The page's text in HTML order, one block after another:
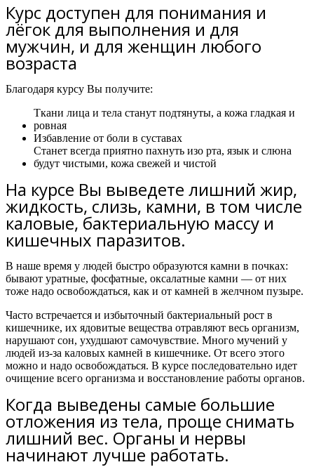
Курс доступен для понимания и
лёгок для выполнения и для
мужчин, и для женщин любого
возраста
Благодаря курсу Вы получите:
Ткани лица и тела станут подтянуты, а кожа гладкая и
ровная
Избавление от боли в суставах
Станет всегда приятно пахнуть изо рта, язык и слюна
будут чистыми, кожа свежей и чистой
На курсе Вы выведете лишний жир,
жидкость, слизь, камни, в том числе
каловые, бактериальную массу и
кишечных паразитов.
В наше время у людей быстро образуются камни в почках:
бывают уратные, фосфатные, оксалатные камни — от них
тоже надо освобождаться, как и от камней в желчном пузыре.
Часто встречается и избыточный бактериальный рост в
кишечнике, их ядовитые вещества отравляют весь организм,
нарушают сон, ухудшают самочувствие. Много мучений у
людей из-за каловых камней в кишечнике. От всего этого
можно и надо освобождаться. В курсе последовательно идет
очищение всего организма и восстановление работы органов.
Когда выведены самые большие
отложения из тела, проще снимать
лишний вес. Органы и нервы
начинают лучше работать.